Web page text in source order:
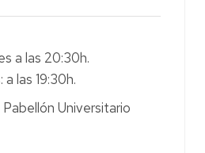
y música para
cardiovascular y
Los participantes
sobre bicicletas
rutas de montaña y
de pedaleo y
a las 20:30h.
las 19:30h.
Universitario